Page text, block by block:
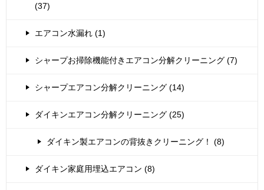
(37)
エアコン水漏れ (1)
シャープお掃除機能付きエアコン分解クリーニング (7)
シャープエアコン分解クリーニング (14)
ダイキンエアコン分解クリーニング (25)
ダイキン製エアコンの背抜きクリーニング！ (8)
ダイキン家庭用埋込エアコン (8)